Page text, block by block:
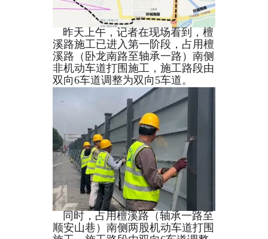
昨天上午，记者在现场看到，檀
溪路施工已进入第一阶段，占用檀
溪路（卧龙南路至轴承一路）南侧
非机动车道打围施工，施工路段由
双向6车道调整为双向5车道。
同时，占用檀溪路（轴承一路至
顺安山巷）南侧两股机动车道打围